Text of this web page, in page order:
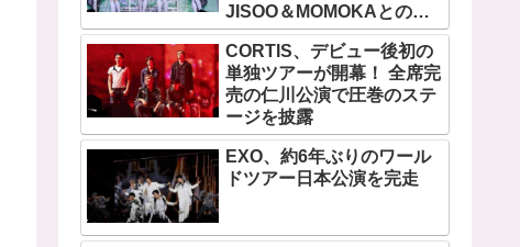
JISOO＆MOMOKAとのス
ペシャルコラボも実現
CORTIS、デビュー後初の
単独ツアーが開幕！ 全席完
売の仁川公演で圧巻のステ
ージを披露
EXO、約6年ぶりのワール
ドツアー日本公演を完走